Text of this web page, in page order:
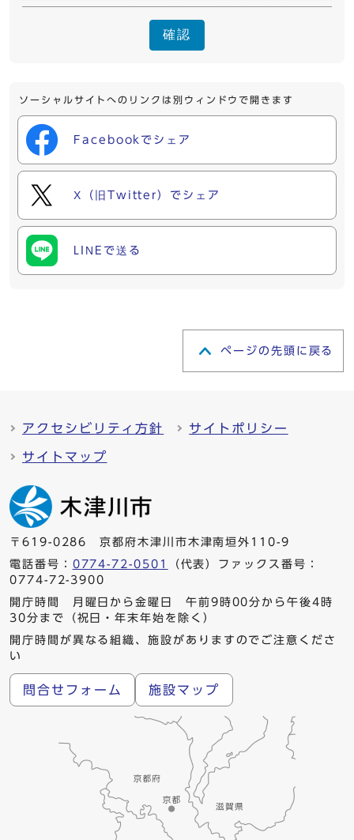
確認
ソーシャルサイトへのリンクは別ウィンドウで開きます
Facebookでシェア
X（旧Twitter）でシェア
LINEで送る
ページの先頭に戻る
アクセシビリティ方針 サイトポリシー
サイトマップ
〒619-0286 京都府木津川市木津南垣外110-9
電話番号： 0774-72-0501
（代表）ファックス番号：
0774-72-3900
開庁時間 月曜日から金曜日 午前9時00分から午後4時
30分まで（祝日・年末年始を除く）
開庁時間が異なる組織、施設がありますのでご注意くださ
い
問合せフォーム 施設マップ